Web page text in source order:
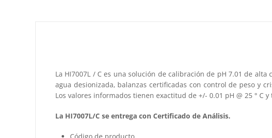
La HI7007L / C es una solución de calibración de pH 7.01 de
agua desionizada, balanzas certificadas con control de peso y
Los valores informados tienen exactitud de +/- 0.01 pH @ 25 °
La HI7007L/C se entrega con Certificado de Análisis.